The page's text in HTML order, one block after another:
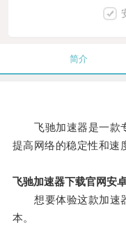
简介
飞驰加速器是一款专
提高网络的稳定性和速
飞驰加速器下载官网安
想要体验这款加速器
本。